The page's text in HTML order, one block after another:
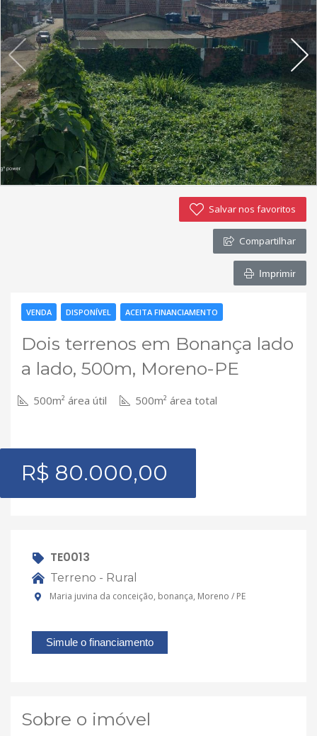
Negocie seu imóvel
Imóveis favoritos
Contato
Salvar nos favoritos
Compartilhar
Imprimir
VENDA DISPONÍVEL ACEITA FINANCIAMENTO
Dois terrenos em Bonança lado
a lado, 500m, Moreno-PE
500m² área útil 500m² área total
R$ 80.000,00
TE0013
Terreno - Rural
Maria juvina da conceição, bonança, Moreno / PE
Simule o financiamento
Sobre o imóvel